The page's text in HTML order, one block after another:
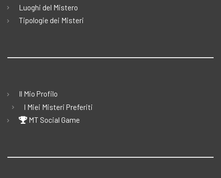
Luoghi del Mistero
Tipologie dei Misteri
Il Mio Profilo
I Miei Misteri Preferiti
MT Social Game